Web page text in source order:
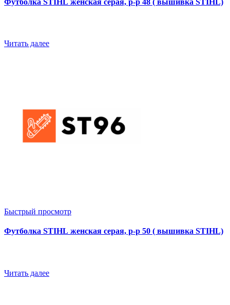
Читать далее
Быстрый просмотр
Футболка STIHL женская серая, р-р 50 ( вышивка STIHL)
Читать далее